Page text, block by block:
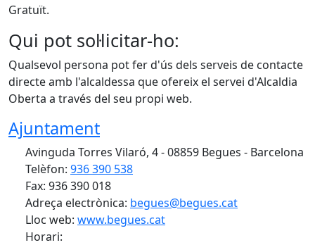
Gratuït.
Qui pot sol·licitar-ho:
Qualsevol persona pot fer d'ús dels serveis de contacte
directe amb l'alcaldessa que ofereix el servei d'Alcaldia
Oberta a través del seu propi web.
Ajuntament
Avinguda Torres Vilaró, 4 - 08859 Begues - Barcelona
Telèfon: 936 390 538
Fax: 936 390 018
Adreça electrònica: begues@begues.cat
Lloc web: www.begues.cat
Horari: